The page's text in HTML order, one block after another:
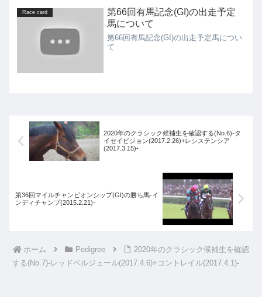
Race card
第66回有馬記念(GI)の出走予定
馬について
第66回有馬記念(GI)の出走予定馬につい
て
2020年のクラシック候補生を確認する(No.6)-タ
イセイビジョン(2017.2.26)+レシステンシア
(2017.3.15)-
第36回マイルチャンピオンシップ(GI)の勝ち馬-イ
ンディチャンプ(2015.2.21)-
ホーム Pedigree
2020年のクラシック候補生を確認
する(No.7)-レッドベルジュール(2017.4.6)+コントレイル(2017.4.1)-